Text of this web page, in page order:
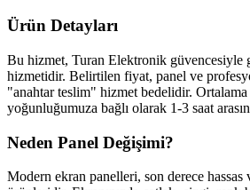
Ürün Detayları
Bu hizmet, Turan Elektronik güvencesiyle
hizmetidir. Belirtilen fiyat, panel ve
"anahtar teslim" hizmet bedelidir.
yoğunluğumuza bağlı olarak 1-3 saat
Neden Panel Değişimi?
Modern ekran panelleri, son derece